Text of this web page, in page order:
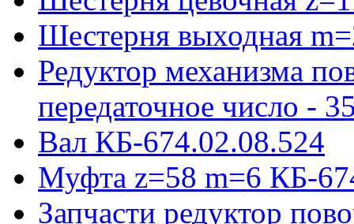
Шестерня выходная
Редуктор механизма
передаточное число -
Вал КБ-674.02.08.524
Муфта z=58 m=6 КБ-
Запчасти редуктор